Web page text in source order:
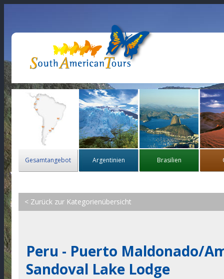
Gesamtangebot Argentinien Brasilien
< Zurück zur Kategorienübersicht
Peru - Puerto Maldonado/
Sandoval Lake Lodge